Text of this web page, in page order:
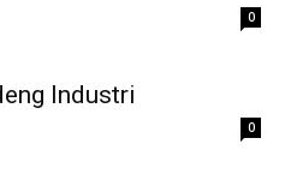
0
Industri
0